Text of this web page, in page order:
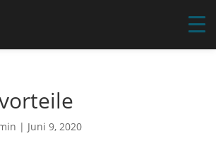
| Juni 9, 2020